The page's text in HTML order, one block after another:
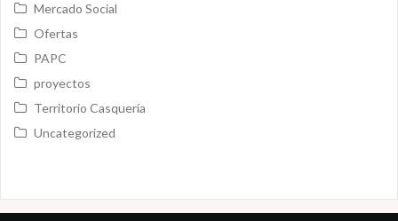
Mercado Social
Ofertas
PAPC
proyectos
Territorio Casquería
Uncategorized